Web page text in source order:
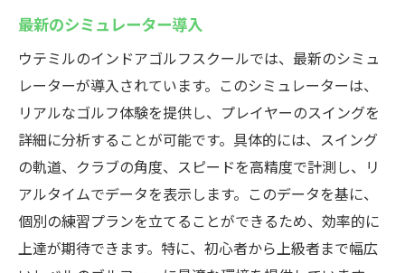
最新のシミュレーター導入
ウテミルのインドアゴルフスクールでは、最新のシミュ
レーターが導入されています。このシミュレーターは、
リアルなゴルフ体験を提供し、プレイヤーのスイングを
詳細に分析することが可能です。具体的には、スイング
の軌道、クラブの角度、スピードを高精度で計測し、リ
アルタイムでデータを表示します。このデータを基に、
個別の練習プランを立てることができるため、効率的に
上達が期待できます。特に、初心者から上級者まで幅広